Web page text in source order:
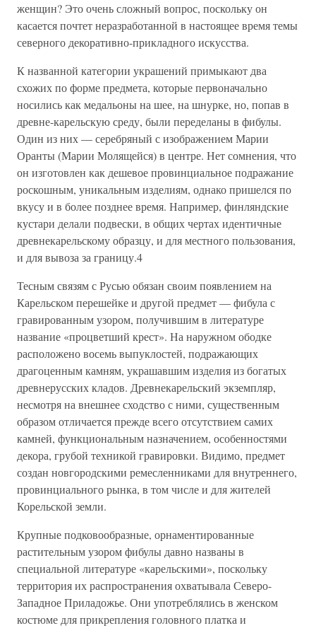
женщин? Это очень сложный вопрос, поскольку он
касается почтет неразработанной в настоящее время темы
северного декоративно-прикладного искусства.
К названной категории украшений примыкают два
схожих по форме предмета, которые первоначально
носились как медальоны на шее, на шнурке, но, попав в
древне-карельскую среду, были переделаны в фибулы.
Один из них — серебряный с изображением Марии
Оранты (Марии Молящейся) в центре. Нет сомнения, что
он изготовлен как дешевое провинциальное подражание
роскошным, уникальным изделиям, однако пришелся по
вкусу и в более позднее время. Например, финляндские
кустари делали подвески, в общих чертах идентичные
древнекарельскому образцу, и для местного пользования,
и для вывоза за границу.4
Тесным связям с Русью обязан своим появлением на
Карельском перешейке и другой предмет — фибула с
гравированным узором, получившим в литературе
название «процветший крест». На наружном ободке
расположено восемь выпуклостей, подражающих
драгоценным камням, украшавшим изделия из богатых
древнерусских кладов. Древнекарельский экземпляр,
несмотря на внешнее сходство с ними, существенным
образом отличается прежде всего отсутствием самих
камней, функциональным назначением, особенностями
декора, грубой техникой гравировки. Видимо, предмет
создан новгородскими ремесленниками для внутреннего,
провинциального рынка, в том числе и для жителей
Корельской земли.
Крупные подковообразные, орнаментированные
растительным узором фибулы давно названы в
специальной литературе «карельскими», поскольку
территория их распространения охватывала Северо-
Западное Приладожье. Они употреблялись в женском
костюме для прикрепления головного платка и